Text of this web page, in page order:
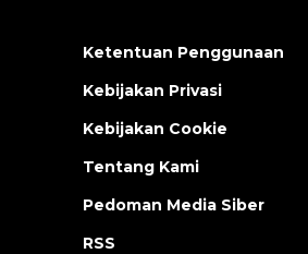
Ketentuan Penggunaan
Kebijakan Privasi
Kebijakan Cookie
Tentang Kami
Pedoman Media Siber
RSS